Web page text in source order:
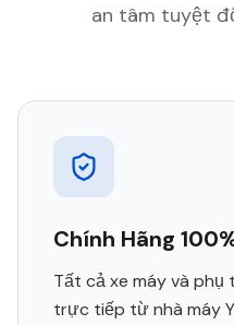
an tâm tuyệt
Chính Hãng
Tất cả xe máy và
trực tiếp từ nhà máy